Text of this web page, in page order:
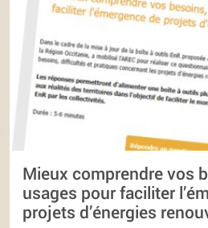
Mieux comprendre vos
usages pour faciliter
projets d’énergies